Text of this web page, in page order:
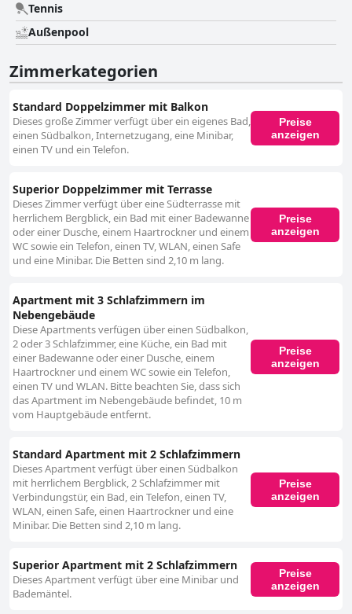
Tennis
Außenpool
Zimmerkategorien
Standard Doppelzimmer mit Balkon
Dieses große Zimmer verfügt über ein eigenes Bad,
einen Südbalkon, Internetzugang, eine Minibar,
einen TV und ein Telefon.
Preise
anzeigen
Superior Doppelzimmer mit Terrasse
Dieses Zimmer verfügt über eine Südterrasse mit
herrlichem Bergblick, ein Bad mit einer Badewanne
oder einer Dusche, einem Haartrockner und einem
WC sowie ein Telefon, einen TV, WLAN, einen Safe
und eine Minibar. Die Betten sind 2,10 m lang.
Preise
anzeigen
Apartment mit 3 Schlafzimmern im
Nebengebäude
Diese Apartments verfügen über einen Südbalkon,
2 oder 3 Schlafzimmer, eine Küche, ein Bad mit
einer Badewanne oder einer Dusche, einem
Haartrockner und einem WC sowie ein Telefon,
einen TV und WLAN. Bitte beachten Sie, dass sich
das Apartment im Nebengebäude befindet, 10 m
vom Hauptgebäude entfernt.
Preise
anzeigen
Standard Apartment mit 2 Schlafzimmern
Dieses Apartment verfügt über einen Südbalkon
mit herrlichem Bergblick, 2 Schlafzimmer mit
Verbindungstür, ein Bad, ein Telefon, einen TV,
WLAN, einen Safe, einen Haartrockner und eine
Minibar. Die Betten sind 2,10 m lang.
Preise
anzeigen
Superior Apartment mit 2 Schlafzimmern
Dieses Apartment verfügt über eine Minibar und
Bademäntel.
Preise
anzeigen